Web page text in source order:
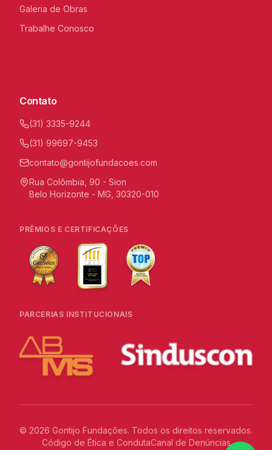
Galeria de Obras
Trabalhe Conosco
Contato
(31) 3335-9244
(31) 99697-9453
contato@gontijofundacoes.com
Rua Colômbia, 90 - Sion
Belo Horizonte - MG, 30320-010
PRÊMIOS E CERTIFICAÇÕES
PARCERIAS INSTITUCIONAIS
© 2026 Gontijo Fundações. Todos os direitos reservados.
Código de Ética e CondutaCanal de Denúncias